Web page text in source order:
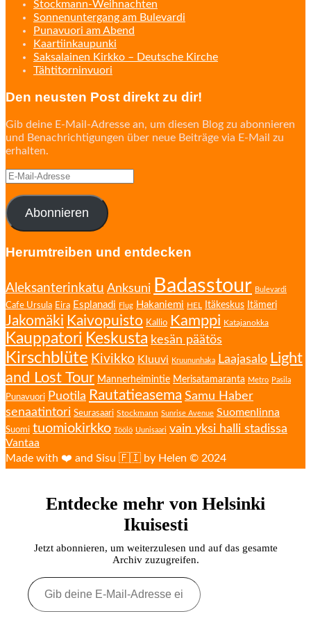
Stockmann-Weihnachten
Sonnenuntergang am Bulevardi
Punavuori am Abend
Kaartiinkaupunki
Saksalainen Kirkko – Deutsche Kirche
Tähtitorninvuori
Den neusten Post direkt zu dir!
Gib deine E-Mail-Adresse an, um diesen Blog zu abonnieren
und Benachrichtigungen über neue Beiträge via E-Mail zu
erhalten.
E-
Adresse
Abonnieren
Herumtreiben und entdecken
Aleksanterinkatu Anksuni Badasstour Bulevardi
Cafe Ursula Eira Esplanadi Flug Hakaniemi HEL Itäkeskus Itämeri
Jakomäki Kaivopuisto Kallio Kamppi Katajanokka
Kauppatori Keskusta kesän päätös
Kirschblüte Kivikko Kluuvi Kruununhaka Laajasalo Light
and Lost Tour Mannerheimintie Merisatamaranta Metro Pasila
Punavuori Puotila Rautatieasema Samu Haber
senaatintori Seurasaari Stockmann Sunrise Avenue Suomenlinna
Suomi tuomiokirkko Töölö Uunisaari vain yksi halli stadissa
Vantaa
Made with ❤️ and Sisu 🇫🇮 by Helen © 2024
Entdecke mehr von Helsinki
Ikuisesti
Jetzt abonnieren, um weiterzulesen und auf das gesamte
Archiv zuzugreifen.
Gib
deine
E-